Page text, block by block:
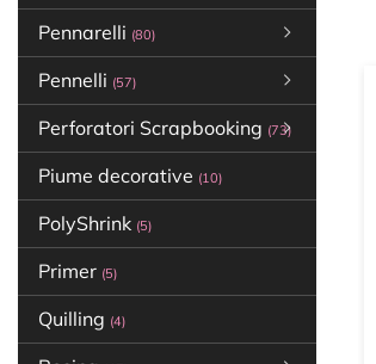
Pennarelli (80)
Pennelli (57)
Perforatori Scrapbooking (73)
Piume decorative (10)
PolyShrink (5)
Primer (5)
Quilling (4)